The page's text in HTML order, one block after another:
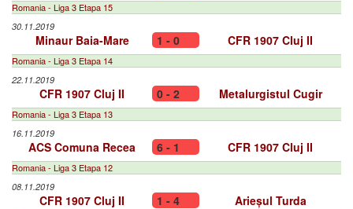
Romania - Liga 3 Etapa 15
30.11.2019
Minaur Baia-Mare 1 - 0 CFR 1907 Cluj II
Romania - Liga 3 Etapa 14
22.11.2019
CFR 1907 Cluj II 0 - 2 Metalurgistul Cugir
Romania - Liga 3 Etapa 13
16.11.2019
ACS Comuna Recea 6 - 1 CFR 1907 Cluj II
Romania - Liga 3 Etapa 12
08.11.2019
CFR 1907 Cluj II 1 - 4 Arieșul Turda